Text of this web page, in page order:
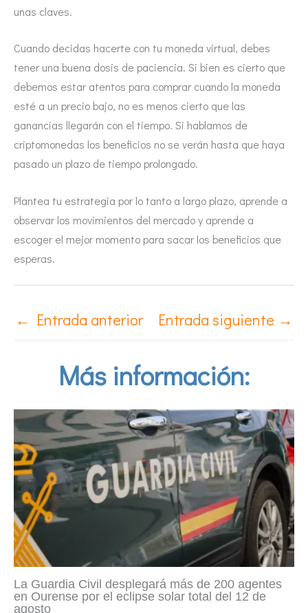
unas claves.
Cuando decidas hacerte con tu moneda virtual, debes
tener una buena dosis de paciencia. Si bien es cierto que
debemos estar atentos para comprar cuando la moneda
esté a un precio bajo, no es menos cierto que las
ganancias llegarán con el tiempo. Si hablamos de
criptomonedas los beneficios no se verán hasta que haya
pasado un plazo de tiempo prolongado.
Plantea tu estrategia por lo tanto a largo plazo, aprende a
observar los movimientos del mercado y aprende a
escoger el mejor momento para sacar los beneficios que
esperas.
← Entrada anterior Entrada siguiente →
Más información:
La Guardia Civil desplegará más de 200 agentes
en Ourense por el eclipse solar total del 12 de
agosto